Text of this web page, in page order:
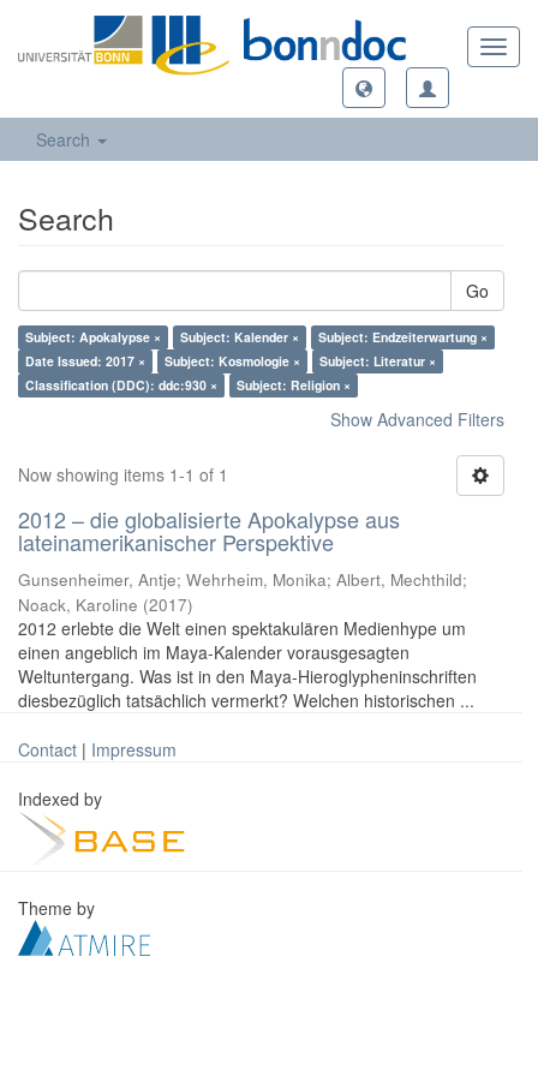
Search
Search
Go
Subject: Apokalypse × Subject: Kalender ×
Subject: Endzeiterwartung ×
Date Issued: 2017 ×
Subject: Kosmologie ×
Subject: Literatur ×
Classification (DDC): ddc:930 ×
Subject: Religion ×
Show Advanced Filters
Now showing items 1-1 of 1
2012 – die globalisierte Apokalypse aus
lateinamerikanischer Perspektive
Gunsenheimer, Antje; Wehrheim, Monika; Albert, Mechthild;
Noack, Karoline (2017)
2012 erlebte die Welt einen spektakulären Medienhype um
einen angeblich im Maya-Kalender vorausgesagten
Weltuntergang. Was ist in den Maya-Hieroglypheninschriften
diesbezüglich tatsächlich vermerkt? Welchen historischen ...
Contact | Impressum
Indexed by
Theme by